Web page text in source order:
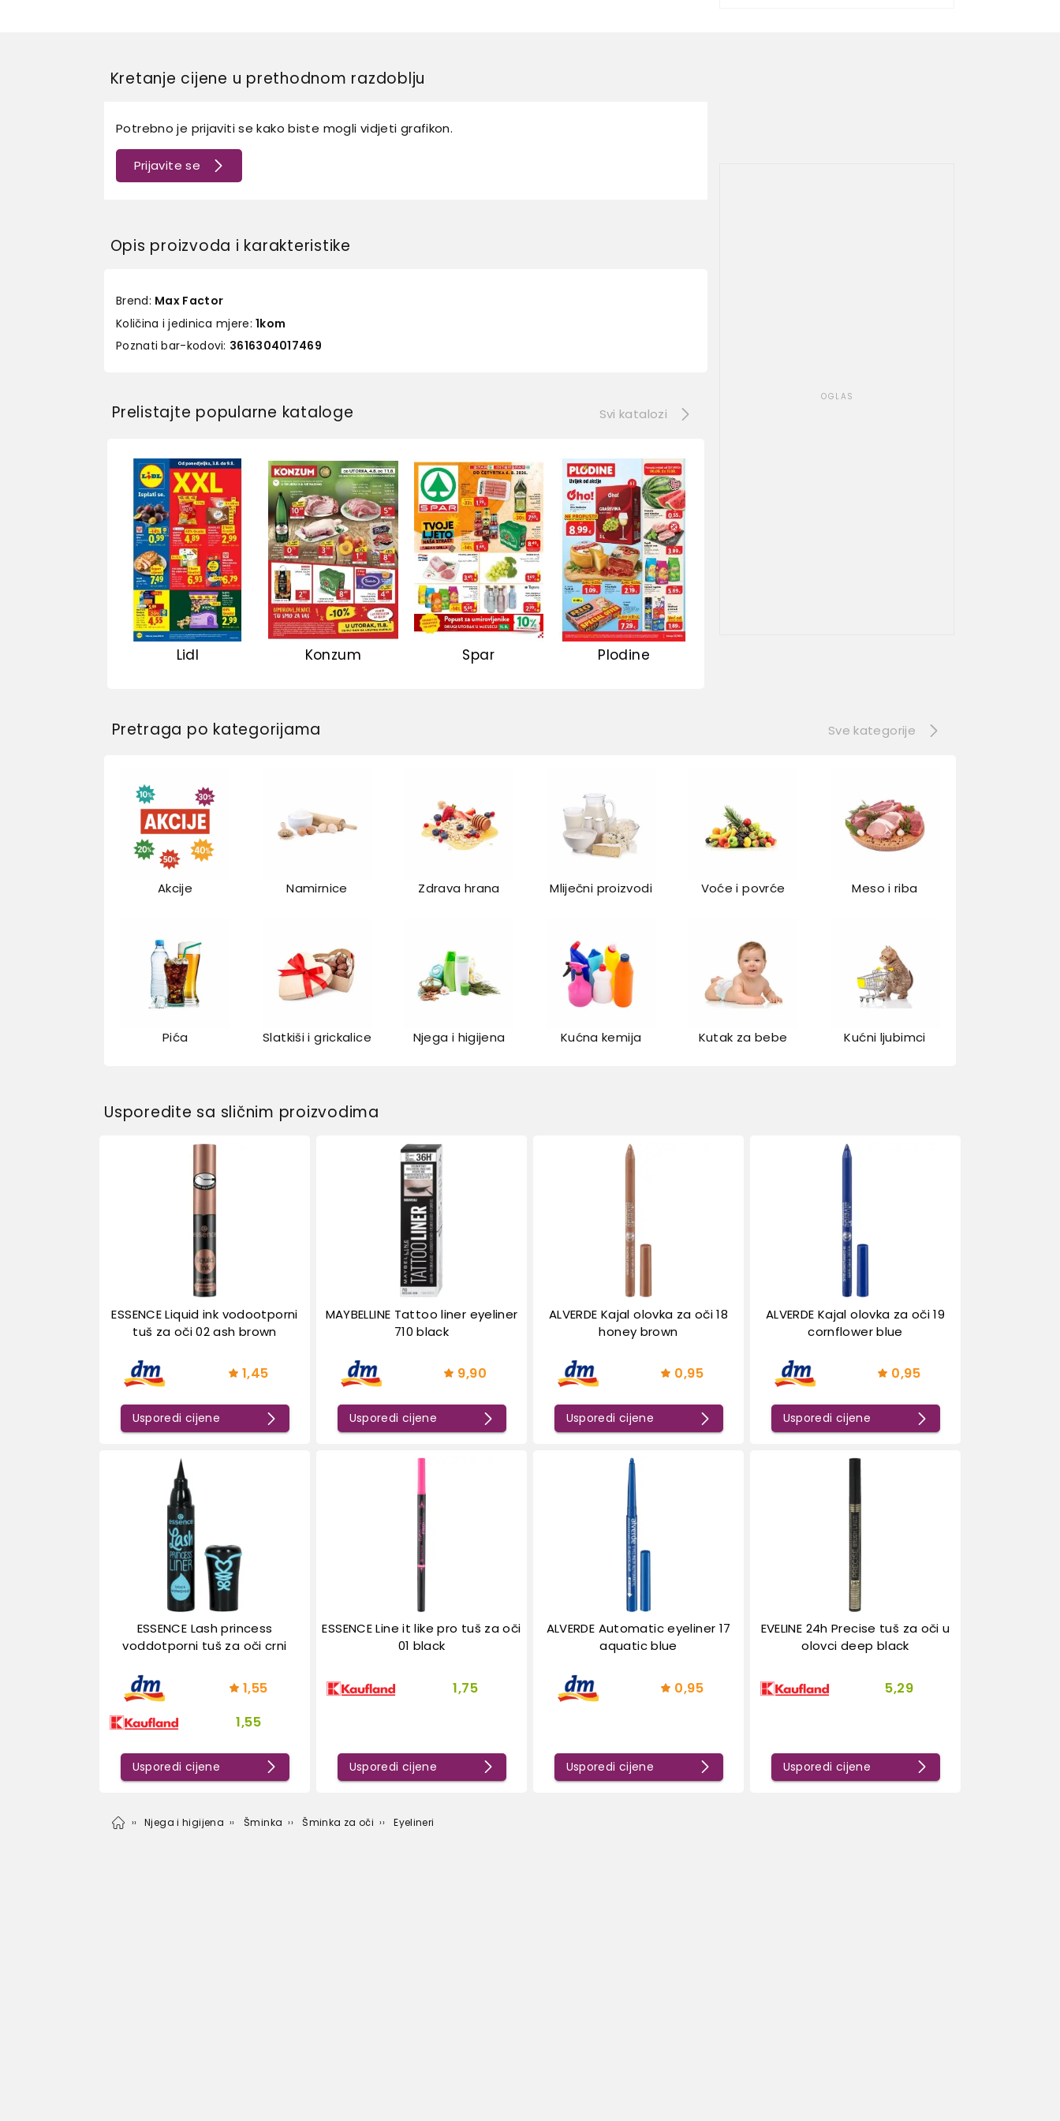
Kretanje cijene u prethodnom razdoblju
Potrebno je prijaviti se kako biste mogli vidjeti grafikon.
Prijavite se
Opis proizvoda i karakteristike
Brend: Max Factor
Količina i jedinica mjere:1kom
Poznati bar-kodovi: 3616304017469
Prelistajte popularne kataloge Svi katalozi
Lidl Konzum Spar Plodine
Pretraga po kategorijama Sve kategorije
Akcije Namirnice Zdrava hrana Mliječni proizvodi Voće i povrće Meso i riba
Pića Slatkiši i grickalice Njega i higijena Kućna kemija Kutak za bebe Kućni ljubimci
Usporedite sa sličnim proizvodima
ESSENCE Liquid ink vodootporni
tuš za oči 02 ash brown
1,45
Usporedi cijene
MAYBELLINE Tattoo liner eyeliner
710 black
9,90
Usporedi cijene
ALVERDE Kajal olovka za oči 18
honey brown
0,95
Usporedi cijene
ALVERDE Kajal olovka za oči 19
cornflower blue
0,95
Usporedi cijene
ESSENCE Lash princess
voddotporni tuš za oči crni
1,55
1,55
Usporedi cijene
ESSENCE Line it like pro tuš za oči
01 black
1,75
Usporedi cijene
ALVERDE Automatic eyeliner 17
aquatic blue
0,95
Usporedi cijene
EVELINE 24h Precise tuš za oči u
olovci deep black
5,29
Usporedi cijene
Njega i higijena Šminka Šminka za oči Eyelineri